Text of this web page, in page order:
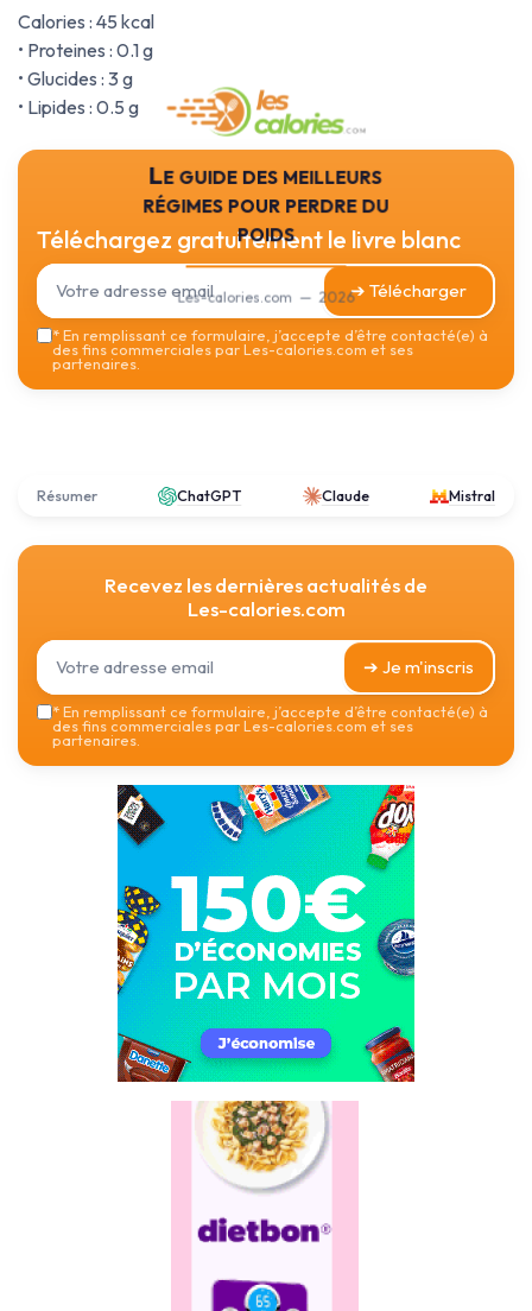
Calories : 45 kcal
• Proteines : 0.1 g
• Glucides : 3 g
• Lipides : 0.5 g
Le guide des meilleurs
régimes pour perdre du
poids
Les-calories.com — 2026
Téléchargez gratuitement le livre blanc
➔ Télécharger
*En remplissant ce formulaire, j’accepte d’être contacté(e) à
des fins commerciales par Les-calories.com et ses
partenaires.
Résumer ChatGPT Claude Mistral
Recevez les dernières actualités de
Les-calories.com
➔ Je m'inscris
*En remplissant ce formulaire, j’accepte d’être contacté(e) à
des fins commerciales par Les-calories.com et ses
partenaires.